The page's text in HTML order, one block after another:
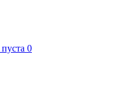
пуста 0